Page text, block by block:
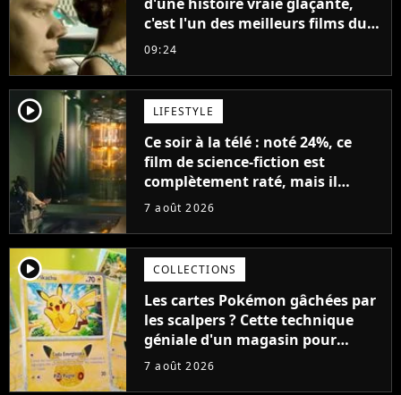
c'est l'un des meilleurs films du
21ème siècle
09:24
player2 LIFESTYLE
Ce soir à la télé : noté 24%, ce
film de science-fiction est
complètement raté, mais il
aurait pu être encore pire à
7 août 2026
player2 COLLECTIONS
Les cartes Pokémon gâchées par
les scalpers ? Cette technique
géniale d'un magasin pour
ruiner les revendeurs
7 août 2026